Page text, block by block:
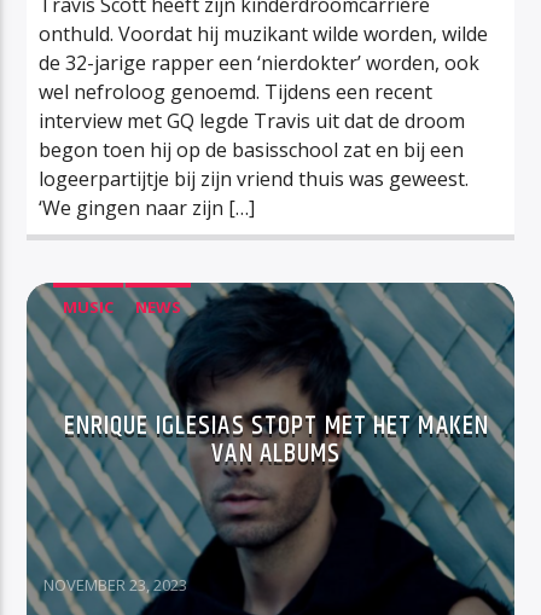
onthuld. Voordat hij muzikant wilde worden, wilde
de 32-jarige rapper een ‘nierdokter’ worden, ook
wel nefroloog genoemd. Tijdens een recent
interview met GQ legde Travis uit dat de droom
begon toen hij op de basisschool zat en bij een
logeerpartijtje bij zijn vriend thuis was geweest.
‘We gingen naar zijn […]
MUSIC NEWS
ENRIQUE IGLESIAS STOPT MET HET MAKEN
VAN ALBUMS
NOVEMBER 23, 2023